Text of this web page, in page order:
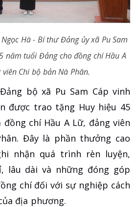
Hà - Bí thư Đảng ủy xã Pu Sam
năm tuổi Đảng cho đồng chí Hầu A
Chi bộ bản Nà Phân.
bộ xã Pu Sam Cáp vinh
được trao tặng Huy hiệu 45
chí Hầu A Lữ, đảng viên
Đây là phần thưởng cao
nhận quá trình rèn luyện,
lâu dài và những đóng góp
chí đối với sự nghiệp cách
địa phương.